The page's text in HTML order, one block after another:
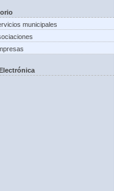
municipales